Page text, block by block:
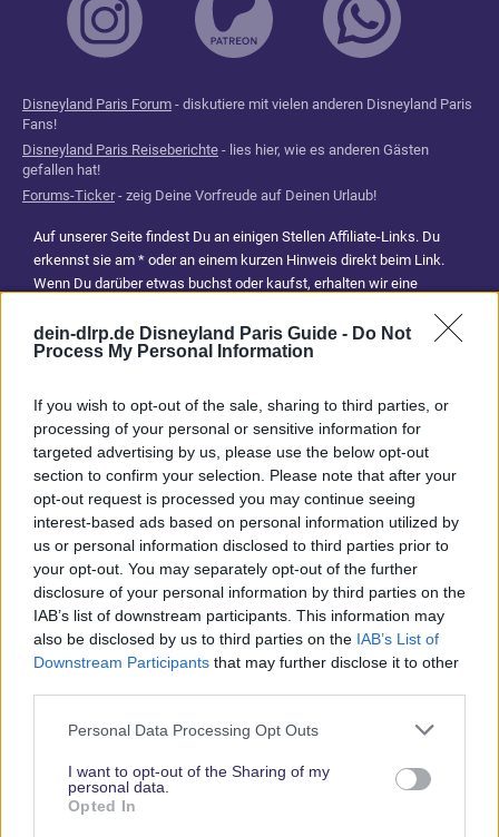
dein-dlrp.de Disneyland Paris Guide - Do Not
Process My Personal Information
If you wish to opt-out of the sale, sharing to third parties, or
processing of your personal or sensitive information for
targeted advertising by us, please use the below opt-out
section to confirm your selection. Please note that after your
opt-out request is processed you may continue seeing
interest-based ads based on personal information utilized by
us or personal information disclosed to third parties prior to
your opt-out. You may separately opt-out of the further
disclosure of your personal information by third parties on the
IAB’s list of downstream participants. This information may
also be disclosed by us to third parties on the IAB’s List of
Downstream Participants that may further disclose it to other
Personal Data Processing Opt Outs
I want to opt-out of the Sharing of my
personal data.
Opted In
Disneyland Paris Forum - diskutiere mit vielen anderen Disneyland Paris
Fans!
Disneyland Paris Reiseberichte - lies hier, wie es anderen Gästen
gefallen hat!
Forums-Ticker- zeig Deine Vorfreude auf Deinen Urlaub!
Auf unserer Seite findest Du an einigen Stellen Affiliate-Links. Du
erkennst sie am * oder an einem kurzen Hinweis direkt beim Link.
Wenn Du darüber etwas buchst oder kaufst, erhalten wir eine
Du uns, unsere Reiseführer, Tipps und Planungsinhalte weiterhin
kostenlos anzubieten. Vielen Dank für Deine Unterstützung.
Abonniere jetzt unsere magischen News aus den
Parks
Keine Angebote verpassen
Aktuelle News
Spannende Lesetipps
Gratis und jederzeit kündbar